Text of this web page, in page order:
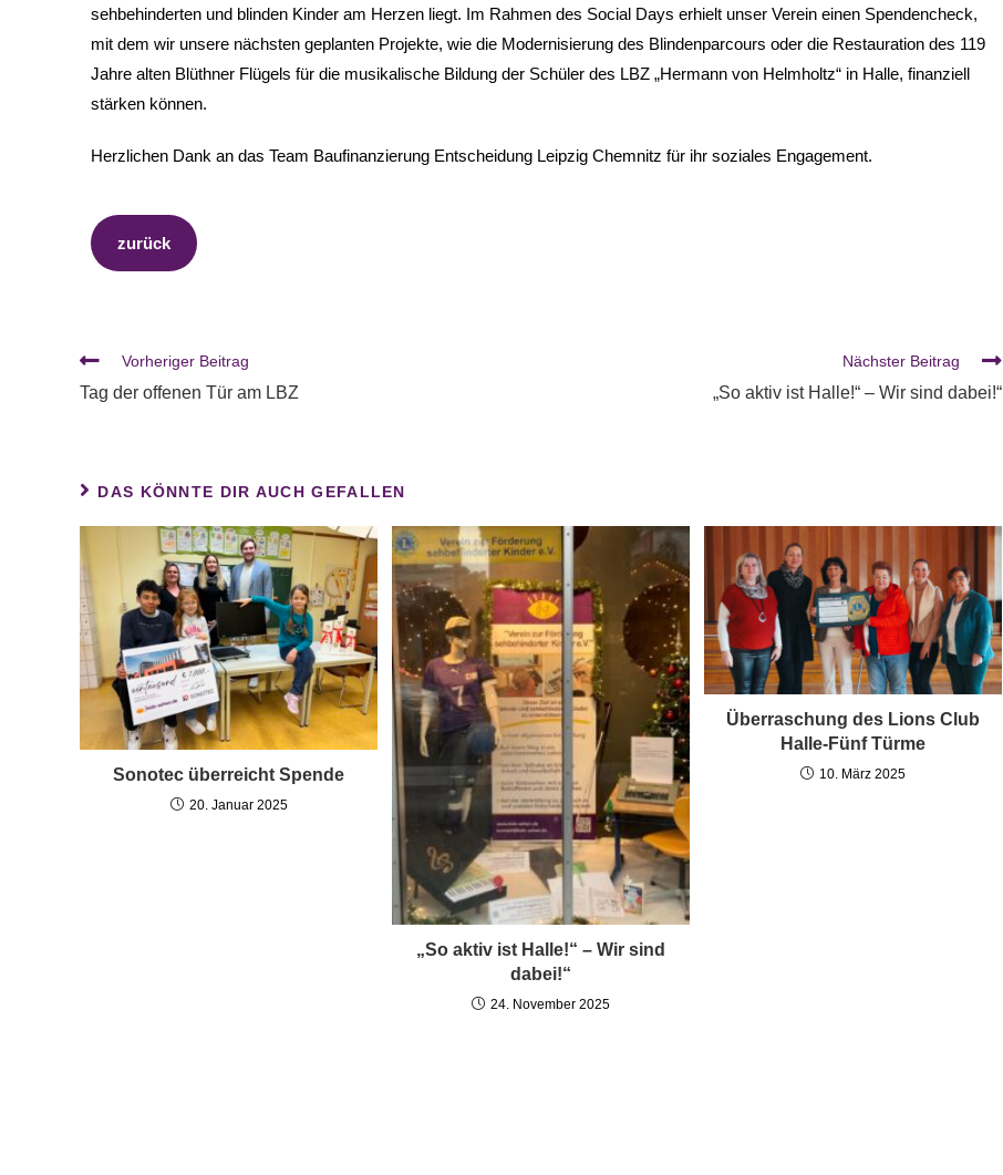
sehbehinderten und blinden Kinder am Herzen liegt. Im Rahmen des Social Days erhielt unser Verein einen Spendencheck,
mit dem wir unsere nächsten geplanten Projekte, wie die Modernisierung des Blindenparcours oder die Restauration des 119
Jahre alten Blüthner Flügels für die musikalische Bildung der Schüler des LBZ „Hermann von Helmholtz“ in Halle, finanziell
stärken können.
Herzlichen Dank an das Team Baufinanzierung Entscheidung Leipzig Chemnitz für ihr soziales Engagement.
zurück
Vorheriger Beitrag
Tag der offenen Tür am LBZ
Nächster Beitrag
„So aktiv ist Halle!“ – Wir sind dabei!“
DAS KÖNNTE DIR AUCH GEFALLEN
Sonotec überreicht Spende
20. Januar 2025
„So aktiv ist Halle!“ – Wir sind
dabei!“
24. November 2025
Überraschung des Lions Club
Halle-Fünf Türme
10. März 2025